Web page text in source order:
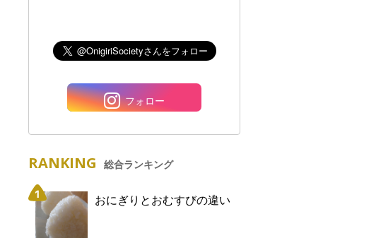
フォロー
RANKING 総合ランキング
おにぎりとおむすびの違い